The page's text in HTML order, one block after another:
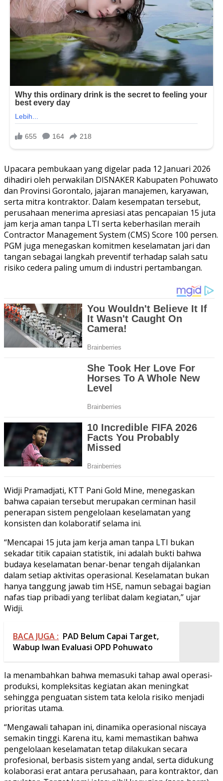
Upacara pembukaan yang digelar pada 12 Januari 2026
dihadiri oleh perwakilan DISNAKER Kabupaten Pohuwato
dan Provinsi Gorontalo, jajaran manajemen, karyawan,
serta mitra kontraktor. Dalam kesempatan tersebut,
perusahaan menerima apresiasi atas pencapaian 15 juta
jam kerja aman tanpa LTI serta keberhasilan meraih
Contractor Management System (CMS) Score 100 persen.
PGM juga menegaskan komitmen keselamatan jari dan
tangan sebagai langkah preventif terhadap salah satu
risiko cedera paling umum di industri pertambangan.
Widji Pramadjati, KTT Pani Gold Mine, menegaskan
bahwa capaian tersebut merupakan cerminan hasil
penerapan sistem pengelolaan keselamatan yang
konsisten dan kolaboratif selama ini.
“Mencapai 15 juta jam kerja aman tanpa LTI bukan
sekadar titik capaian statistik, ini adalah bukti bahwa
budaya keselamatan benar-benar tengah dijalankan
dalam setiap aktivitas operasional. Keselamatan bukan
hanya tanggung jawab tim HSE, namun sebagai bagian
nafas tiap pribadi yang terlibat dalam kegiatan,” ujar
Widji.
BACA JUGA : PAD Belum Capai Target,
Wabup Iwan Evaluasi OPD Pohuwato
Ia menambahkan bahwa memasuki tahap awal operasi-
produksi, kompleksitas kegiatan akan meningkat
sehingga penguatan sistem tata kelola risiko menjadi
prioritas utama.
“Mengawali tahapan ini, dinamika operasional niscaya
semakin tinggi. Karena itu, kami memastikan bahwa
pengelolaan keselamatan tetap dilakukan secara
profesional, berbasis sistem yang andal, serta didukung
kolaborasi erat antara perusahaan, para kontraktor, dan